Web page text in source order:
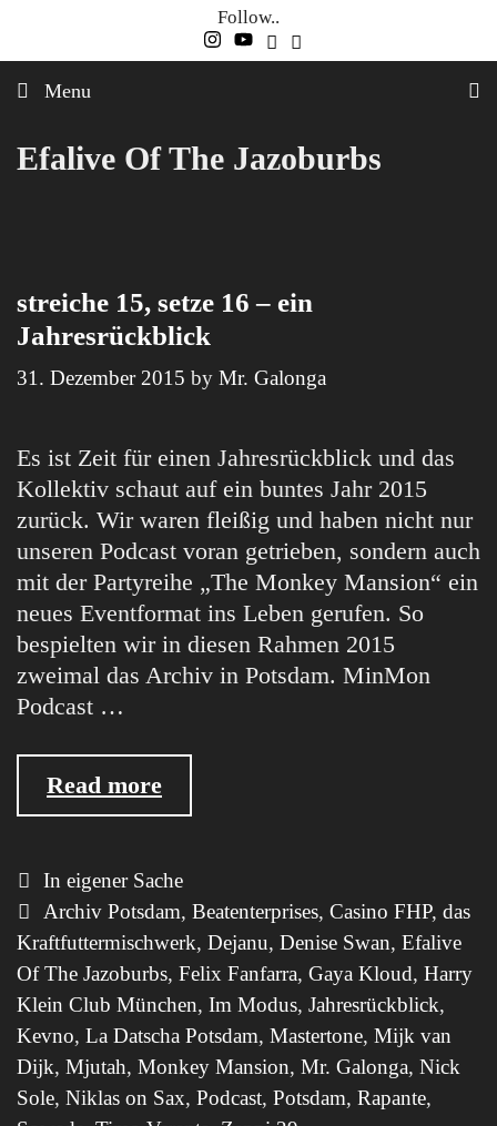
content
Follow..
Menu
Efalive Of The Jazoburbs
streiche 15, setze 16 – ein
Jahresrückblick
31. Dezember 2015 by Mr. Galonga
Es ist Zeit für einen Jahresrückblick und das
Kollektiv schaut auf ein buntes Jahr 2015
zurück. Wir waren fleißig und haben nicht nur
unseren Podcast voran getrieben, sondern auch
mit der Partyreihe „The Monkey Mansion“ ein
neues Eventformat ins Leben gerufen. So
bespielten wir in diesen Rahmen 2015
zweimal das Archiv in Potsdam. MinMon
Podcast …
Read morestreiche
15,
16
–
ein
Jahresrückblick
Categories
In eigener Sache
Tags
Archiv Potsdam,Beatenterprises,Casino FHP,das
Kraftfuttermischwerk, Dejanu, Denise Swan, Efalive
Of The Jazoburbs, Felix Fanfarra, Gaya Kloud, Harry
Klein Club München, Im Modus, Jahresrückblick,
Kevno, La Datscha Potsdam, Mastertone, Mijk van
Dijk, Mjutah, Monkey Mansion, Mr. Galonga, Nick
Sole, Niklas on Sax, Podcast, Potsdam, Rapante,